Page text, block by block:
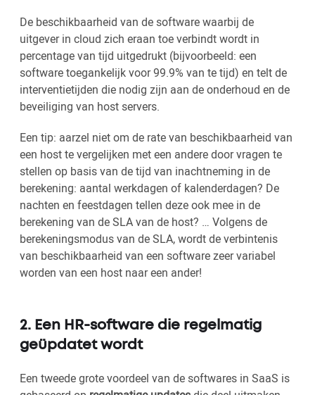
De beschikbaarheid van de software waarbij de
uitgever in cloud zich eraan toe verbindt wordt in
percentage van tijd uitgedrukt (bijvoorbeeld: een
software toegankelijk voor 99.9% van te tijd) en telt de
interventietijden die nodig zijn aan de onderhoud en de
beveiliging van host servers.
Een tip: aarzel niet om de rate van beschikbaarheid van
een host te vergelijken met een andere door vragen te
stellen op basis van de tijd van inachtneming in de
berekening: aantal werkdagen of kalenderdagen? De
nachten en feestdagen tellen deze ook mee in de
berekening van de SLA van de host? … Volgens de
berekeningsmodus van de SLA, wordt de verbintenis
van beschikbaarheid van een software zeer variabel
worden van een host naar een ander!
2. Een HR-software die regelmatig
geüpdatet wordt
Een tweede grote voordeel van de softwares in SaaS is